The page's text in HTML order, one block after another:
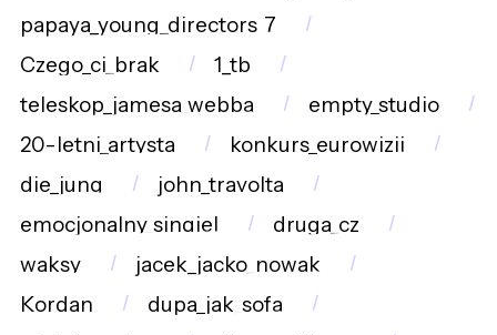
papaya_young_directors_7
Czego_ci_brak
1_tb
teleskop_jamesa_webba
empty_studio
20-letni_artysta
konkurs_eurowizji
die_jung
john_travolta
emocjonalny_singiel
druga_cz
waksy
jacek_jacko_nowak
Kordan
dupa_jak_sofa